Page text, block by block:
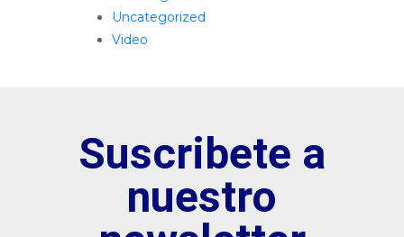
Uncategorized
Video
Suscribete a
nuestro